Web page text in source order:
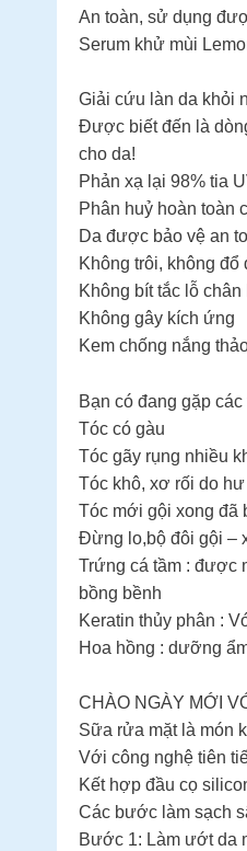
An toàn, sử dụng
Serum khử mùi
Giải cứu làn da khỏi
Được biết đến là
cho da!
Phản xạ lại 98% tia
Phân huỷ hoàn toàn
Da được bảo vệ an
Không trôi, không đổ
Không bít tắc lỗ chân
Không gây kích ứng
Kem chống nắng
Bạn có đang gặp
Tóc có gàu
Tóc gãy rụng nhiều
Tóc khô, xơ rối do
Tóc mới gội xong đã
Đừng lo,bộ đôi gội –
Trứng cá tầm : được
bồng bềnh
Keratin thủy phân :
Hoa hồng : dưỡng
CHÀO NGÀY MỚI
Sữa rửa mặt là món
Với công nghệ tiên
Kết hợp đầu cọ
Các bước làm sạch
Bước 1: Làm ướt da